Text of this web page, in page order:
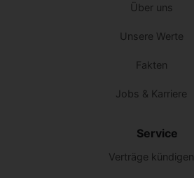
Über uns
Unsere Werte
Fakten
Jobs & Karriere
Service
Verträge kündigen